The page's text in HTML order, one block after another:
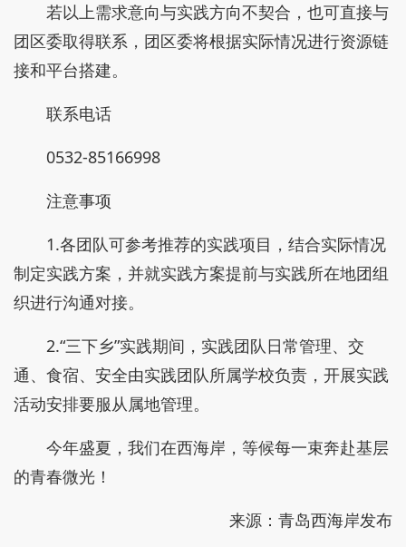
若以上需求意向与实践方向不契合，也可直接与
团区委取得联系，团区委将根据实际情况进行资源链
接和平台搭建。
联系电话
0532-85166998
注意事项
1.各团队可参考推荐的实践项目，结合实际情况
制定实践方案，并就实践方案提前与实践所在地团组
织进行沟通对接。
2.“三下乡”实践期间，实践团队日常管理、交
通、食宿、安全由实践团队所属学校负责，开展实践
活动安排要服从属地管理。
今年盛夏，我们在西海岸，等候每一束奔赴基层
的青春微光！
来源：青岛西海岸发布